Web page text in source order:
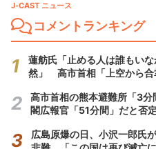
J-CAST ニュース
コメントランキング
蓮舫氏「止める人は誰もい
然」 高市首相「上空から合
高市首相の熊本避難所「3
閣広報官「51分間」だと否定
広島原爆の日、小沢一郎氏